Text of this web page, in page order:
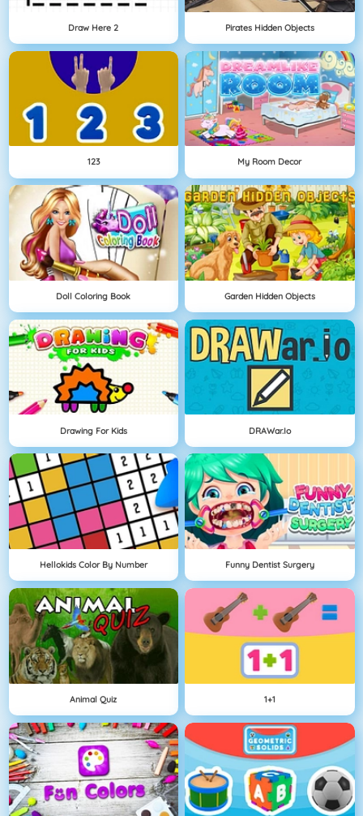
Draw Here 2 Pirates Hidden Objects
123 My Room Decor
Doll Coloring Book Garden Hidden Objects
Drawing For Kids DRAWar.io
Hellokids Color By Number Funny Dentist Surgery
Animal Quiz 1+1